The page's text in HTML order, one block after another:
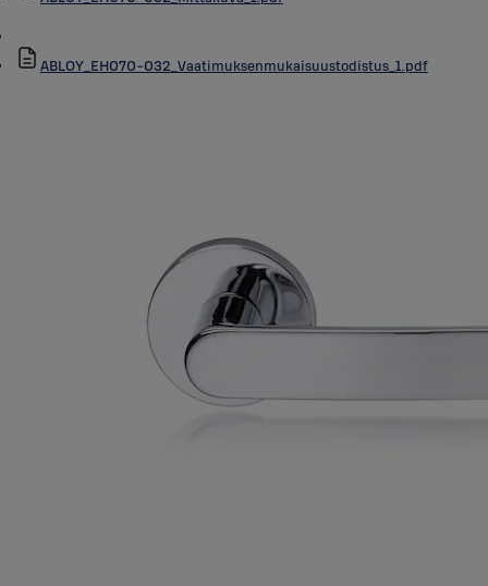
ABLOY_EH070-032_Vaatimuksenmukaisuustodistus_1.pdf